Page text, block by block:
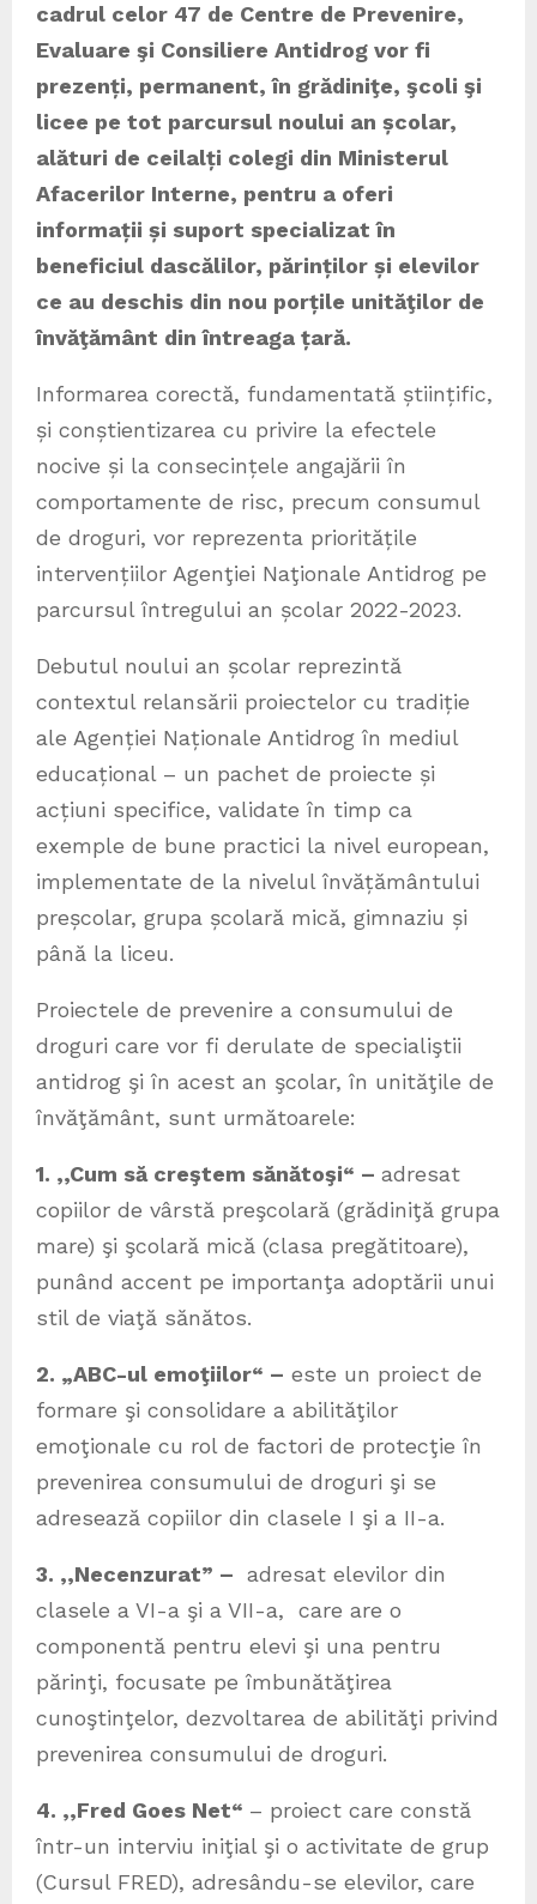
cadrul celor 47 de Centre de Prevenire,
Evaluare şi Consiliere Antidrog vor fi
prezenți, permanent, în grădiniţe, şcoli şi
licee pe tot parcursul noului an școlar,
alături de ceilalți colegi din Ministerul
Afacerilor Interne, pentru a oferi
informații și suport specializat în
beneficiul dascălilor, părinților și elevilor
ce au deschis din nou porțile unităţilor de
învăţământ din întreaga țară.
Informarea corectă, fundamentată științific,
și conștientizarea cu privire la efectele
nocive și la consecințele angajării în
comportamente de risc, precum consumul
de droguri, vor reprezenta prioritățile
intervențiilor Agenţiei Naţionale Antidrog pe
parcursul întregului an școlar 2022-2023.
Debutul noului an școlar reprezintă
contextul relansării proiectelor cu tradiție
ale Agenției Naționale Antidrog în mediul
educațional – un pachet de proiecte și
acțiuni specifice, validate în timp ca
exemple de bune practici la nivel european,
implementate de la nivelul învățământului
preșcolar, grupa școlară mică, gimnaziu și
până la liceu.
Proiectele de prevenire a consumului de
droguri care vor fi derulate de specialiştii
antidrog şi în acest an şcolar, în unităţile de
învăţământ, sunt următoarele:
1. ,,Cum să creştem sănătoşi“ – adresat
copiilor de vârstă preşcolară (grădiniţă grupa
mare) şi şcolară mică (clasa pregătitoare),
punând accent pe importanţa adoptării unui
stil de viaţă sănătos.
2. „ABC-ul emoţiilor“ – este un proiect de
formare şi consolidare a abilităţilor
emoţionale cu rol de factori de protecţie în
prevenirea consumului de droguri şi se
adresează copiilor din clasele I şi a II-a.
3. ,,Necenzurat” – adresat elevilor din
clasele a VI-a şi a VII-a, care are o
componentă pentru elevi şi una pentru
părinţi, focusate pe îmbunătăţirea
cunoştinţelor, dezvoltarea de abilităţi privind
prevenirea consumului de droguri.
4. ,,Fred Goes Net“ – proiect care constă
într-un interviu iniţial şi o activitate de grup
(Cursul FRED), adresându-se elevilor, care